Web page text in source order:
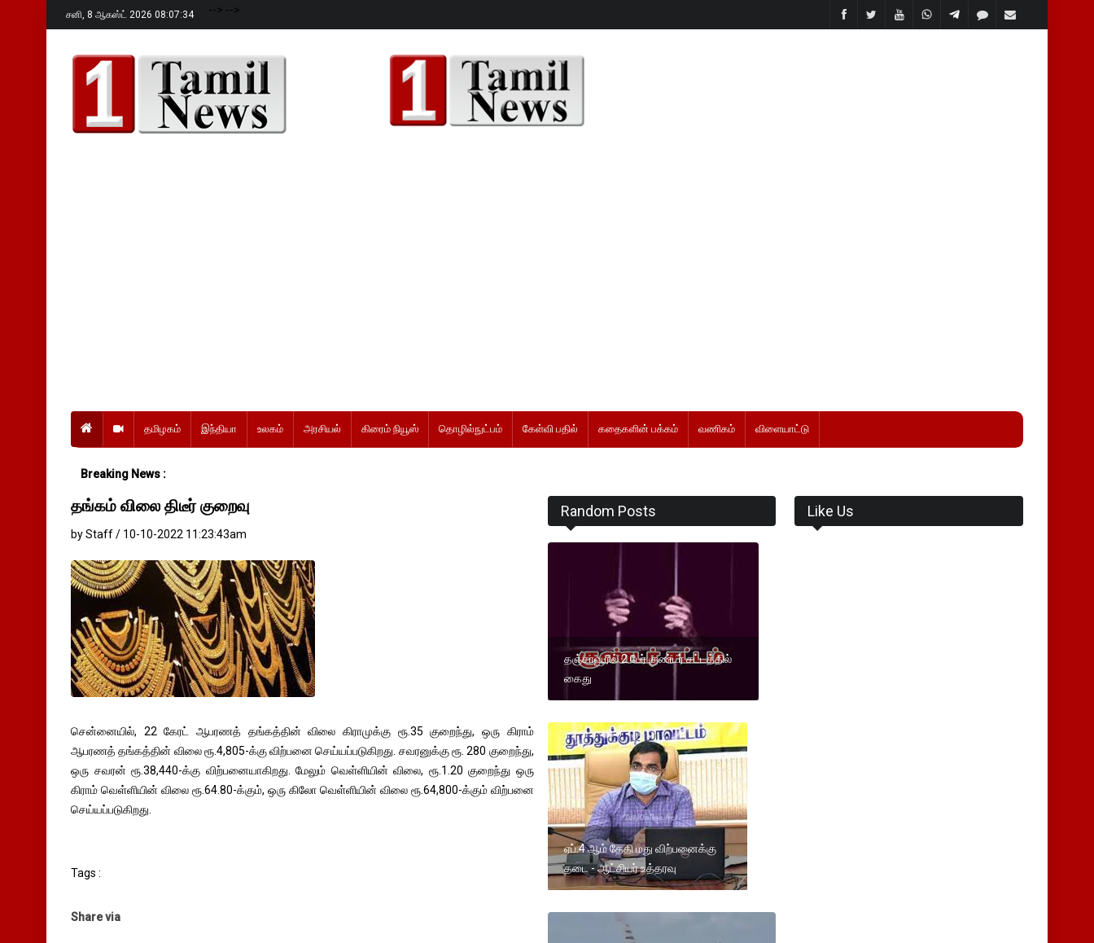
சனி, 8 ஆகஸ்ட் 2026 08:07:35 --> -->
தமிழகம் இந்தியா உலகம் அரசியல் கிரைம் நியூஸ் தொழில்நுட்பம் கேள்வி பதில் கதைகளின் பக்கம் வணிகம் விளையாட்டு
Breaking News :
தங்கம் விலை திடீர் குறைவு
by Staff / 10-10-2022 11:23:43am
சென்னையில், 22 கேரட் ஆபரணத் தங்கத்தின் விலை கிராமுக்கு ரூ.35 குறைந்து, ஒரு கிராம்
ஆபரணத் தங்கத்தின் விலை ரூ.4,805-க்கு விற்பனை செய்யப்படுகிறது. சவரனுக்கு ரூ. 280 குறைந்து,
ஒரு சவரன் ரூ.38,440-க்கு விற்பனையாகிறது. மேலும் வெள்ளியின் விலை, ரூ.1.20 குறைந்து ஒரு
கிராம் வெள்ளியின் விலை ரூ.64.80-க்கும், ஒரு கிலோ வெள்ளியின் விலை ரூ.64,800-க்கும் விற்பனை
செய்யப்படுகிறது.
Tags :
Share via
Random Posts
தஞ்சாவூரில் 2 பேர் குண்டர் சட்டத்தில்
கைது
ஏப்.4 ஆம் தேதி மது விற்பனைக்கு
தடை - ஆட்சியர் உத்தரவு
Like Us